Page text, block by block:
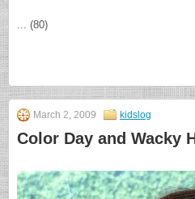
... (80)
March 2, 2009 kidslog
Color Day and Wacky